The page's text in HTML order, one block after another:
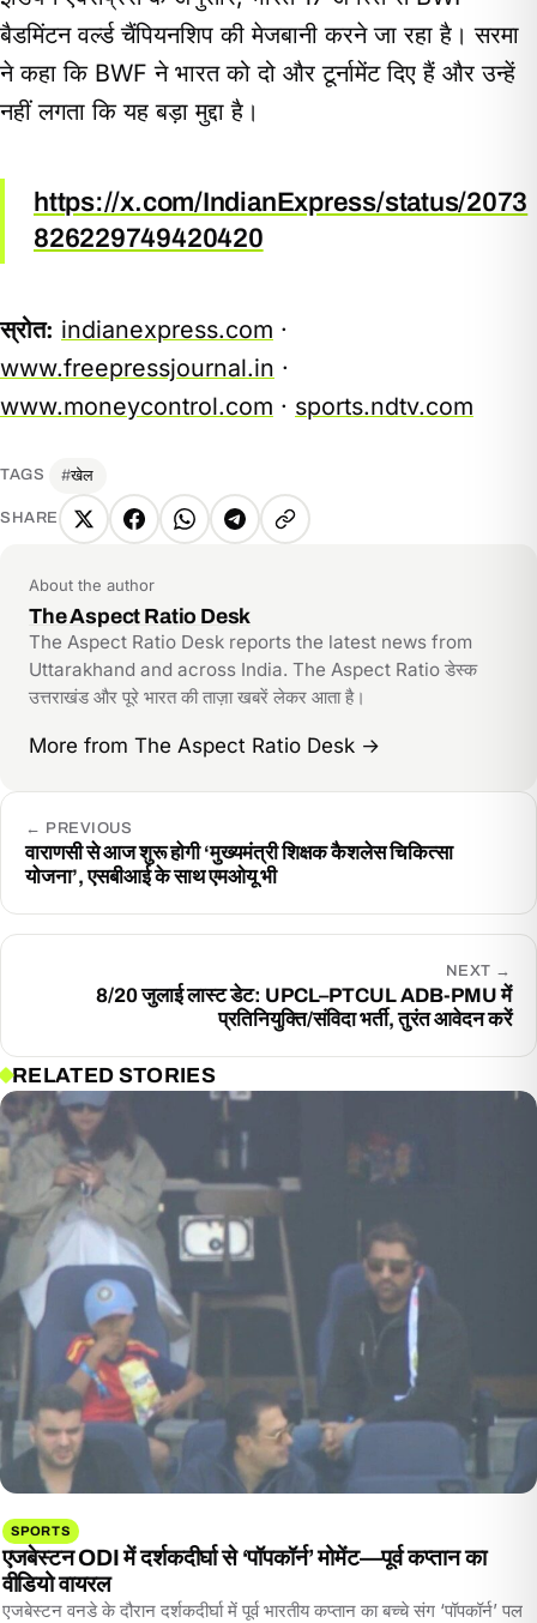
बैडमिंटन वर्ल्ड चैंपियनशिप की मेजबानी करने जा रहा है। सरमा
ने कहा कि BWF ने भारत को दो और टूर्नामेंट दिए हैं और उन्हें
नहीं लगता कि यह बड़ा मुद्दा है।
https://x.com/IndianExpress/status/2073
826229749420420
स्रोत: indianexpress.com ·
www.freepressjournal.in ·
www.moneycontrol.com · sports.ndtv.com
TAGS खेल
SHARE
X FacebookWhatsApp
Telegram
Copy
About the author
The Aspect Ratio Desk
The Aspect Ratio Desk reports the latest news from
Uttarakhand and across India. The Aspect Ratio डेस्क
उत्तराखंड और पूरे भारत की ताज़ा खबरें लेकर आता है।
More from The Aspect Ratio Desk →
← PREVIOUS
वाराणसी से आज शुरू होगी ‘मुख्यमंत्री शिक्षक कैशलेस चिकित्सा
योजना’, एसबीआई के साथ एमओयू भी
NEXT →
8/20 जुलाई लास्ट डेट: UPCL–PTCUL ADB-PMU में
प्रतिनियुक्ति/संविदा भर्ती, तुरंत आवेदन करें
RELATED STORIES
SPORTS
एजबेस्टन ODI में दर्शकदीर्घा से ‘पॉपकॉर्न’ मोमेंट—पूर्व कप्तान का
वीडियो वायरल
एजबेस्टन वनडे के दौरान दर्शकदीर्घा में पूर्व भारतीय कप्तान का बच्चे संग ‘पॉपकॉर्न’ पल